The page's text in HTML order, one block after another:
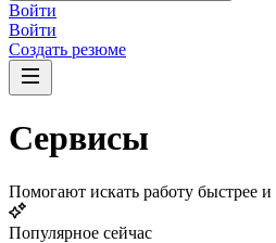
Войти
Войти
Создать резюме
Сервисы
Помогают искать работу быстрее
Популярное сейчас